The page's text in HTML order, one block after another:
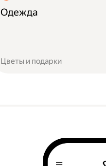
Одежда
Цветы и подарки